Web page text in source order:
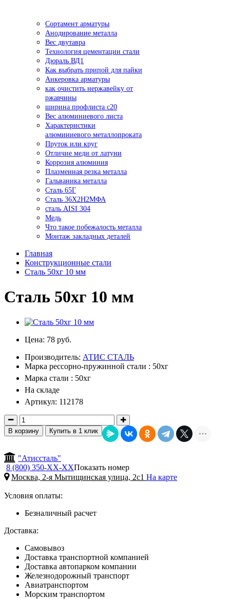
Сортамент арматуры
Анодирование металла
Вес двутавра
Технология цементации стали
Дюраль ВД1
Как выбрать припой для пайки
Анкеровка арматуры
как очистить нержавейку от
ржавчины
ширина профлиста с20
Вес алюминиевого листа
Характеристики
алюминиевого металлопроката
Пруток или круг
Отличие меди от латуни
Коррозия алюминия
Плазменная резка металла
Гальваника металла
Сталь 65Г
Сталь 36Х2Н2МФА
сталь AISI 304
Медь
Что такое побежалость металла
Монтаж закладных деталей
Главная
Конструкционные стали
Сталь 50хг 10 мм
Сталь 50хг 10 мм
Цена: 78 руб.
Производитель: АТИС СТАЛЬ
Марка рессорно-пружинной стали : 50хг
Марка стали : 50хг
На складе
Артикул: 112178
В корзину Купить в 1 клик
"Атиссталь"
8 (800) 350-ХХ-ХХПоказать номер
Москва, 2-я Мытищинская улица, 2с1 На карте
Условия оплаты:
Безналичный расчет
Доставка:
Самовывоз
Доставка транспортной компанией
Доставка автопарком компании
Железнодорожный транспорт
Авиатранспортом
Морским транспортом